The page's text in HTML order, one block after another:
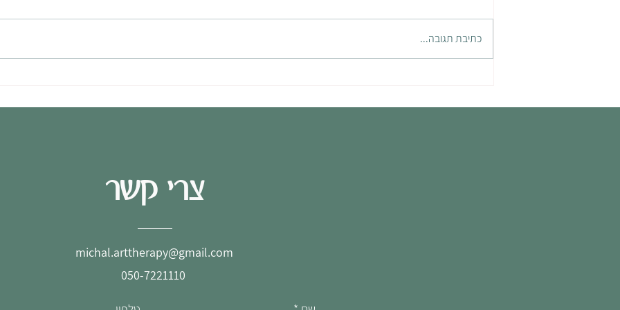
תשישות חמלה
כתיבת תגובה...
צרי קשר
michal.arttherapy@gmail.com